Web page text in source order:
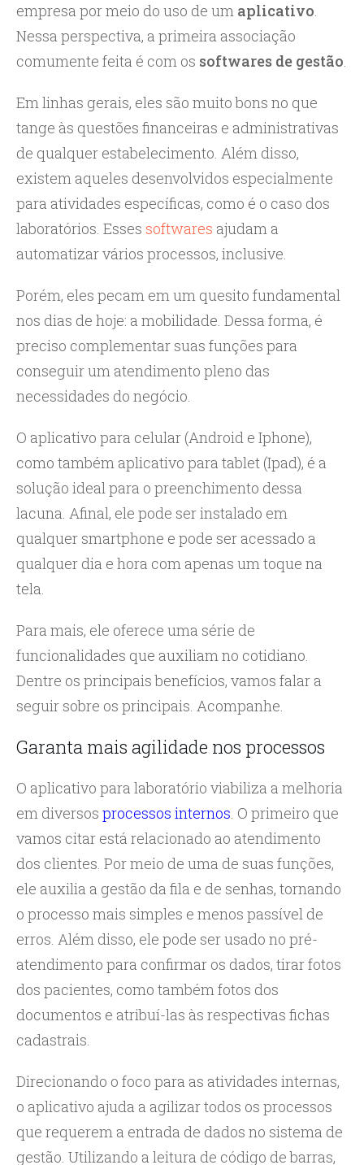
empresa por meio do uso de um aplicativo.
Nessa perspectiva, a primeira associação
comumente feita é com os softwares de gestão.
Em linhas gerais, eles são muito bons no que
tange às questões financeiras e administrativas
de qualquer estabelecimento. Além disso,
existem aqueles desenvolvidos especialmente
para atividades específicas, como é o caso dos
laboratórios. Esses softwares ajudam a
automatizar vários processos, inclusive.
Porém, eles pecam em um quesito fundamental
nos dias de hoje: a mobilidade. Dessa forma, é
preciso complementar suas funções para
conseguir um atendimento pleno das
necessidades do negócio.
O aplicativo para celular (Android e Iphone),
como também aplicativo para tablet (Ipad), é a
solução ideal para o preenchimento dessa
lacuna. Afinal, ele pode ser instalado em
qualquer smartphone e pode ser acessado a
qualquer dia e hora com apenas um toque na
tela.
Para mais, ele oferece uma série de
funcionalidades que auxiliam no cotidiano.
Dentre os principais benefícios, vamos falar a
seguir sobre os principais. Acompanhe.
Garanta mais agilidade nos processos
O aplicativo para laboratório viabiliza a melhoria
em diversos processos internos. O primeiro que
vamos citar está relacionado ao atendimento
dos clientes. Por meio de uma de suas funções,
ele auxilia a gestão da fila e de senhas, tornando
o processo mais simples e menos passível de
erros. Além disso, ele pode ser usado no pré-
atendimento para confirmar os dados, tirar fotos
dos pacientes, como também fotos dos
documentos e atribuí-las às respectivas fichas
cadastrais.
Direcionando o foco para as atividades internas,
o aplicativo ajuda a agilizar todos os processos
que requerem a entrada de dados no sistema de
gestão. Utilizando a leitura de código de barras,